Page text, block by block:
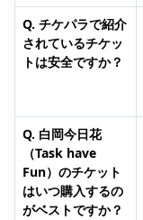
Q. チケパラで紹介
されているチケッ
トは安全ですか？
Q. 白岡今日花
（Task have
Fun）のチケット
はいつ購入するの
がベストですか？